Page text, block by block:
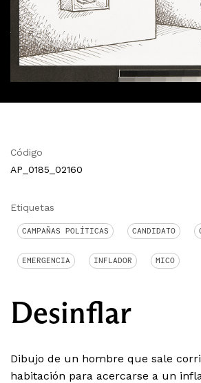
Código
AP_0185_02160
Etiquetas
CAMPAÑAS POLÍTICAS CANDIDATO
EMERGENCIA INFLADOR MICO
Desinflar
Dibujo de un hombre que sale
habitación para acercarse a un